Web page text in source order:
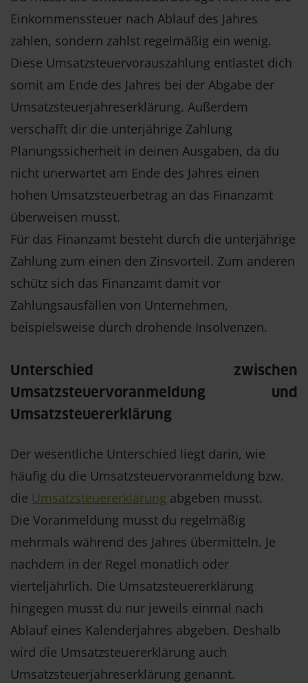
Einkommenssteuer nach Ablauf des Jahres
zahlen, sondern zahlst regelmäßig ein wenig.
Diese Umsatzsteuervorauszahlung entlastet dich
somit am Ende des Jahres bei der Abgabe der
Umsatzsteuerjahreserklärung. Außerdem
verschafft dir die unterjährige Zahlung
Planungssicherheit in deinen Ausgaben, da du
nicht unerwartet am Ende des Jahres einen
hohen Umsatzsteuerbetrag an das Finanzamt
überweisen musst.
Für das Finanzamt besteht durch die unterjährige
Zahlung zum einen den Zinsvorteil. Zum anderen
schütz sich das Finanzamt damit vor
Zahlungsausfällen von Unternehmen,
beispielsweise durch drohende Insolvenzen.
Unterschied zwischen
Umsatzsteuervoranmeldung und
Umsatzsteuererklärung
Der wesentliche Unterschied liegt darin, wie
häufig du die Umsatzsteuervoranmeldung bzw.
die Umsatzsteuererklärung abgeben musst.
Die Voranmeldung musst du regelmäßig
mehrmals während des Jahres übermitteln. Je
nachdem in der Regel monatlich oder
vierteljährlich. Die Umsatzsteuererklärung
hingegen musst du nur jeweils einmal nach
Ablauf eines Kalenderjahres abgeben. Deshalb
wird die Umsatzsteuererklärung auch
Umsatzsteuerjahreserklärung genannt.